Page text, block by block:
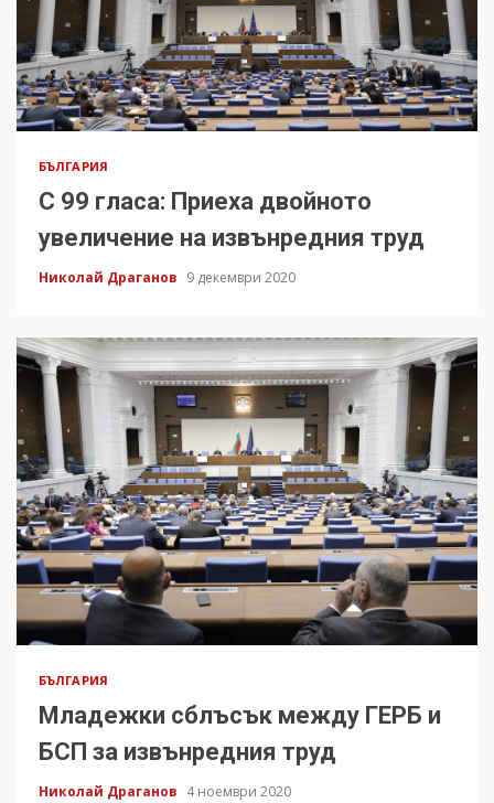
БЪЛГАРИЯ
С 99 гласа: Приеха двойното
увеличение на извънредния труд
Николай Драганов 9 декември 2020
БЪЛГАРИЯ
Младежки сблъсък между ГЕРБ и
БСП за извънредния труд
Николай Драганов 4 ноември 2020